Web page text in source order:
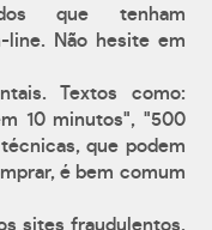
que tenham
line. Não hesite em
Textos como:
10 minutos", "500
que podem
é bem comum
sites fraudulentos,